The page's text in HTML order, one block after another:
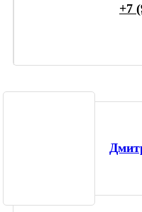
+7